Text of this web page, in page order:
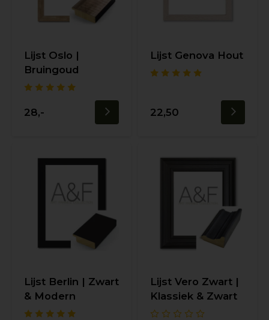
Lijst Oslo |
Bruingoud
28,-
Lijst Genova Hout
22,50
Lijst Berlin | Zwart
& Modern
Lijst Vero Zwart |
Klassiek & Zwart